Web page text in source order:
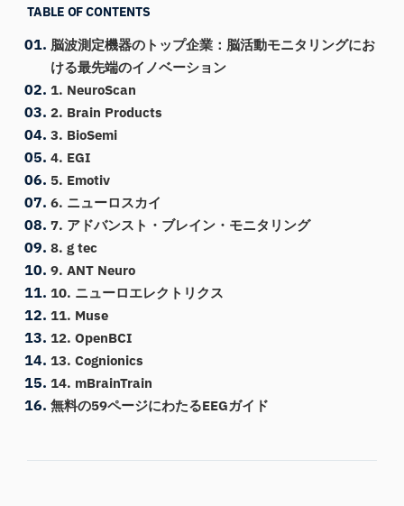
TABLE OF CONTENTS
脳波測定機器のトップ企業：脳活動モニタリングにお
ける最先端のイノベーション
1. NeuroScan
2. Brain Products
3. BioSemi
4. EGI
5. Emotiv
6. ニューロスカイ
7. アドバンスト・ブレイン・モニタリング
8. g tec
9. ANT Neuro
10. ニューロエレクトリクス
11. Muse
12. OpenBCI
13. Cognionics
14. mBrainTrain
無料の59ページにわたるEEGガイド